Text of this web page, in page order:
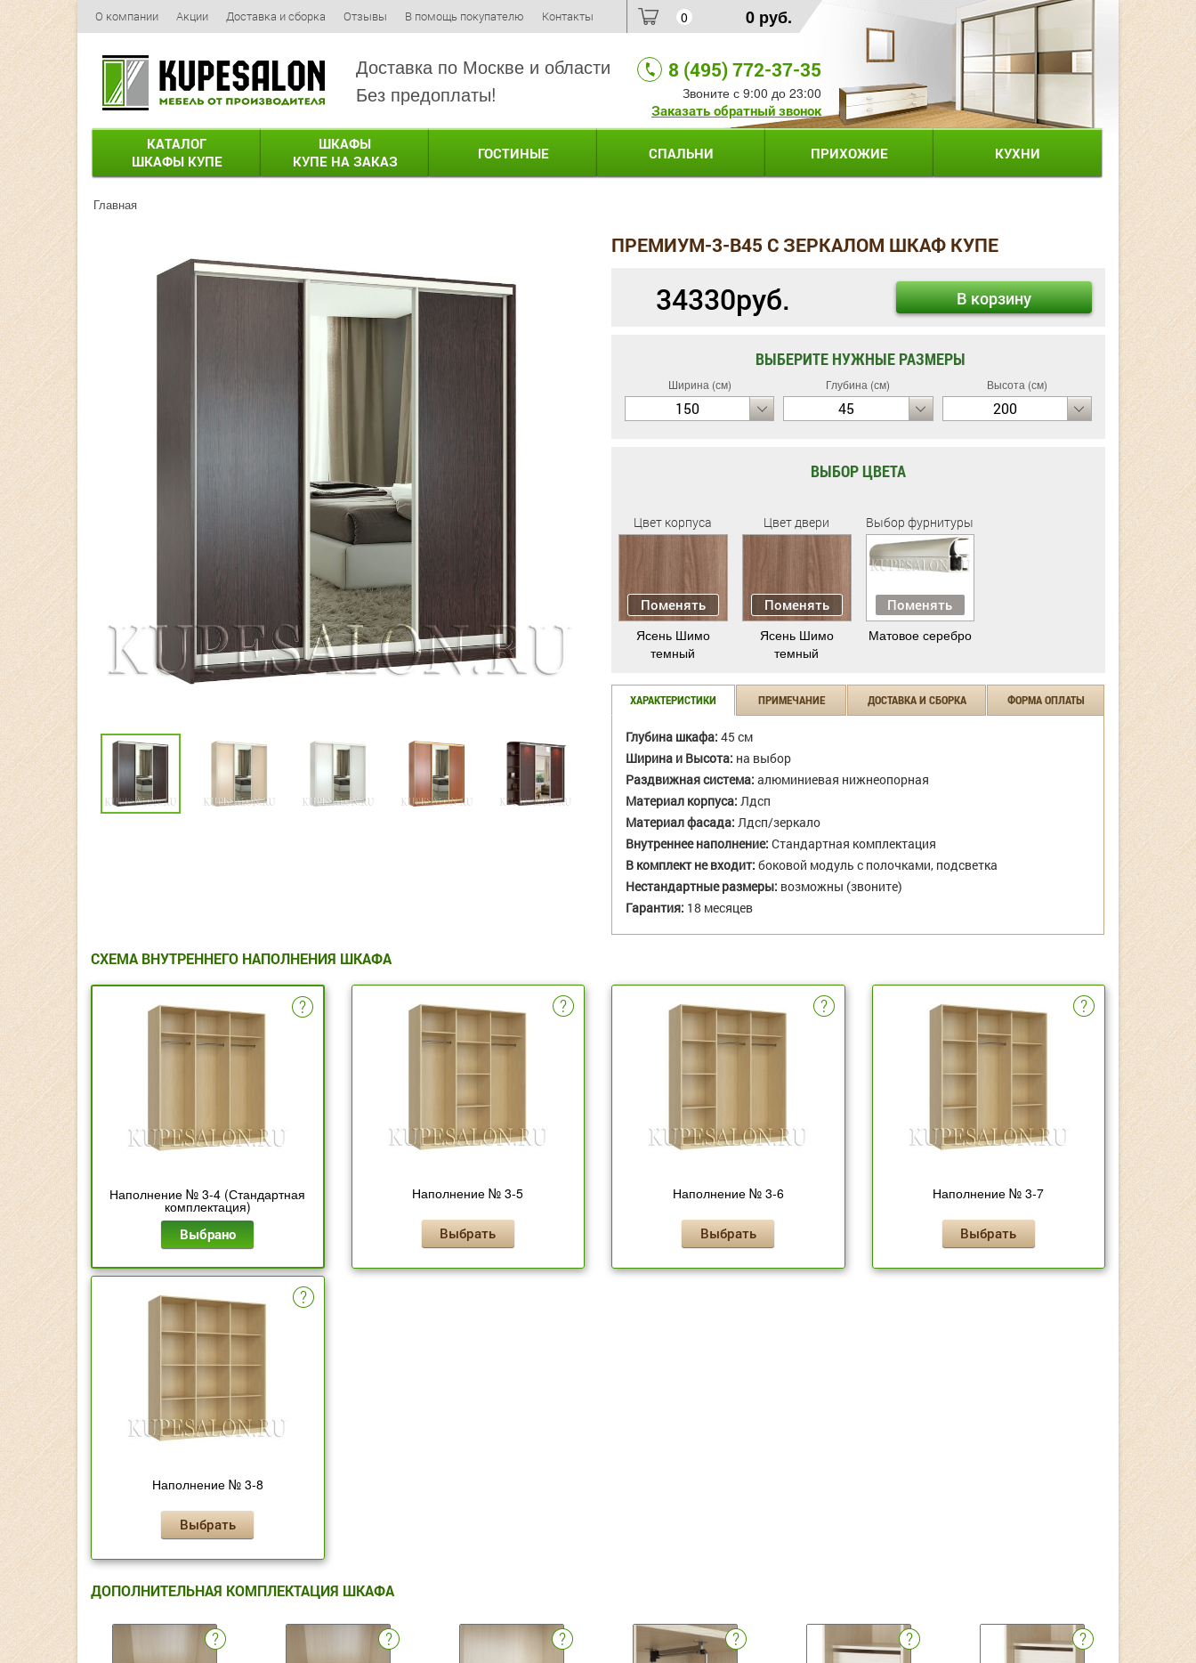
О компании Акции Доставка и сборка Отзывы В помощь покупателю Контакты 0 0 руб.
Доставка по Москве и области
Без предоплаты!
8 (495) 772-37-35
Звоните с 9:00 до 23:00
Заказать обратный звонок
КАТАЛОГ
ШКАФЫ КУПЕ
ШКАФЫ
КУПЕ НА ЗАКАЗ
ГОСТИНЫЕ СПАЛЬНИ ПРИХОЖИЕ КУХНИ
Главная
ПРЕМИУМ-3-B45 С ЗЕРКАЛОМ ШКАФ КУПЕ
34330руб. В корзину
ВЫБЕРИТЕ НУЖНЫЕ РАЗМЕРЫ
Ширина (см)
150
Глубина (см)
45
Высота (см)
200
ВЫБОР ЦВЕТА
Цвет корпуса
Поменять
Ясень Шимо
темный
Цвет двери
Поменять
Ясень Шимо
темный
Выбор фурнитуры
Поменять
Матовое серебро
ХАРАКТЕРИСТИКИ ПРИМЕЧАНИЕ ДОСТАВКА И СБОРКА ФОРМА ОПЛАТЫ
Глубина шкафа: 45 см
Ширина и Высота: на выбор
Раздвижная система: алюминиевая нижнеопорная
Материал корпуса: Лдсп
Материал фасада: Лдсп/зеркало
Внутреннее наполнение: Стандартная комплектация
В комплект не входит: боковой модуль с полочками, подсветка
Нестандартные размеры: возможны (звоните)
Гарантия: 18 месяцев
СХЕМА ВНУТРЕННЕГО НАПОЛНЕНИЯ ШКАФА
Наполнение № 3-4 (Стандартная
комплектация)
Выбрано
Наполнение № 3-5
Выбрать
Наполнение № 3-6
Выбрать
Наполнение № 3-7
Выбрать
Наполнение № 3-8
Выбрать
ДОПОЛНИТЕЛЬНАЯ КОМПЛЕКТАЦИЯ ШКАФА